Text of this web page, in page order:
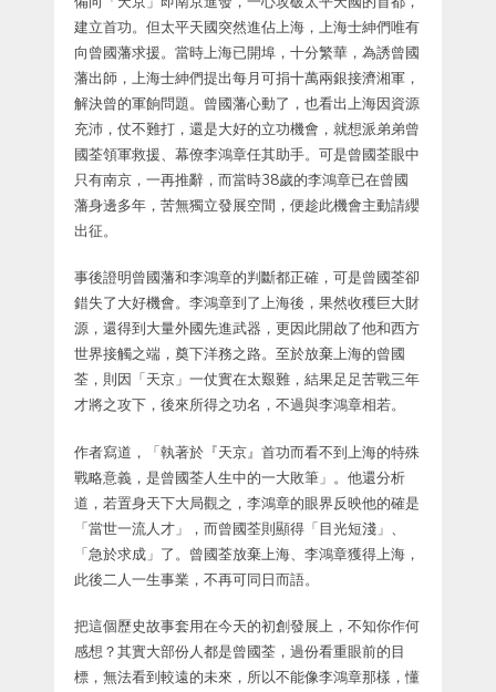
建立首功。但太平天國突然進佔上海，上海士紳們唯有
向曾國藩求援。當時上海已開埠，十分繁華，為誘曾國
藩出師，上海士紳們提出每月可捐十萬兩銀接濟湘軍，
解決曾的軍餉問題。曾國藩心動了，也看出上海因資源
充沛，仗不難打，還是大好的立功機會，就想派弟弟曾
國荃領軍救援、幕僚李鴻章任其助手。可是曾國荃眼中
只有南京，一再推辭，而當時38歲的李鴻章已在曾國
藩身邊多年，苦無獨立發展空間，便趁此機會主動請纓
出征。
事後證明曾國藩和李鴻章的判斷都正確，可是曾國荃卻
錯失了大好機會。李鴻章到了上海後，果然收穫巨大財
源，還得到大量外國先進武器，更因此開啟了他和西方
世界接觸之端，奠下洋務之路。至於放棄上海的曾國
荃，則因「天京」一仗實在太艱難，結果足足苦戰三年
才將之攻下，後來所得之功名，不過與李鴻章相若。
作者寫道，「執著於『天京』首功而看不到上海的特殊
戰略意義，是曾國荃人生中的一大敗筆」。他還分析
道，若置身天下大局觀之，李鴻章的眼界反映他的確是
「當世一流人才」，而曾國荃則顯得「目光短淺」、
「急於求成」了。曾國荃放棄上海、李鴻章獲得上海，
此後二人一生事業，不再可同日而語。
把這個歷史故事套用在今天的初創發展上，不知你作何
感想？其實大部份人都是曾國荃，過份看重眼前的目
標，無法看到較遠的未來，所以不能像李鴻章那樣，懂